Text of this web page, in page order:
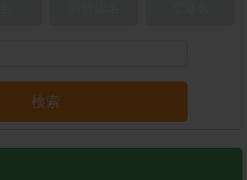
検索